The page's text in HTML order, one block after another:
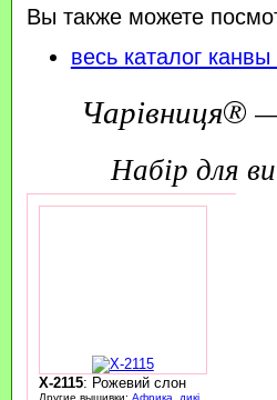
Вы также можете
весь каталог
Чарівниця®
набір для
X-2115: Рожевий слон
Другие вышивки: Африка
дикі